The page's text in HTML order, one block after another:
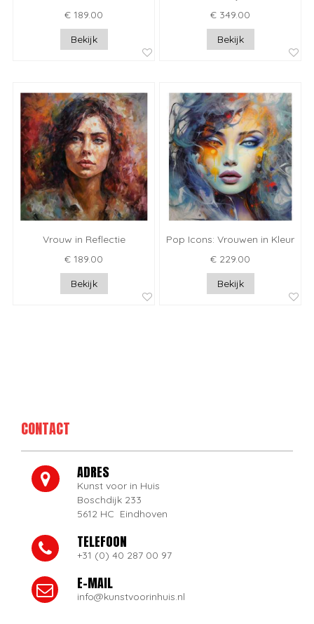
€ 189.00
Bekijk
€ 349.00
Bekijk
Vrouw in Reflectie
€ 189.00
Bekijk
Pop Icons: Vrouwen in Kleur
€ 229.00
Bekijk
CONTACT
ADRES
Kunst voor in Huis
Boschdijk 233
5612 HC Eindhoven
TELEFOON
+31 (0) 40 287 00 97
E-MAIL
info@kunstvoorinhuis.nl